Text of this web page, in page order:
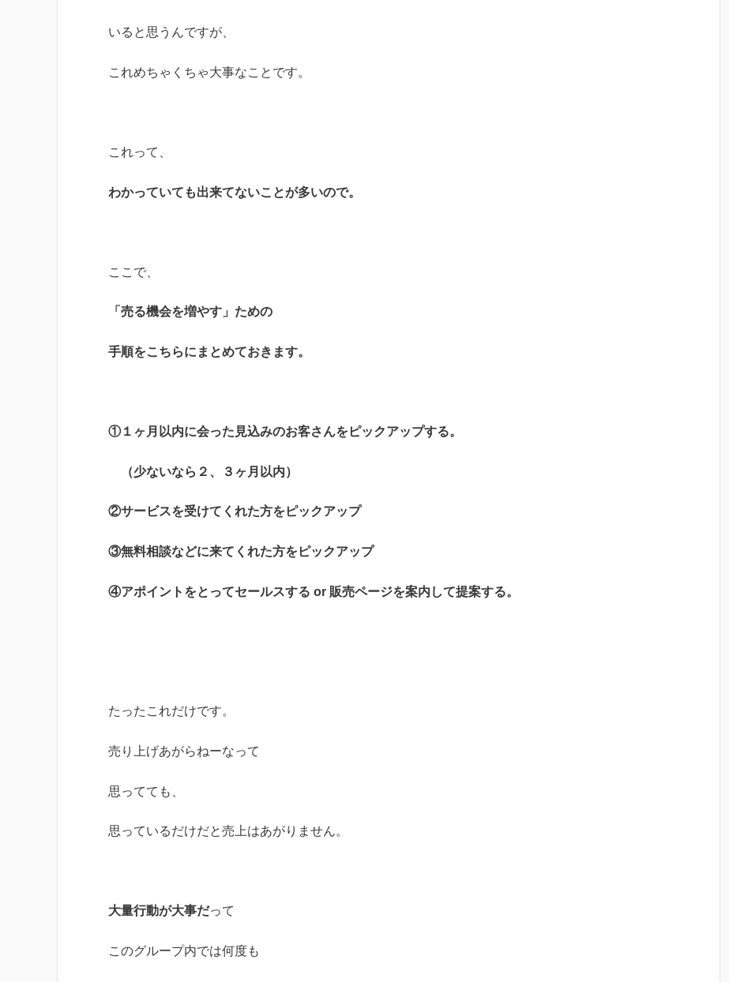
いると思うんですが、
これめちゃくちゃ大事なことです。
これって、
わかっていても出来てないことが多いので。
ここで、
「売る機会を増やす」ための
手順をこちらにまとめておきます。
①１ヶ月以内に会った見込みのお客さんをピックアップする。
（少ないなら２、３ヶ月以内）
②サービスを受けてくれた方をピックアップ
③無料相談などに来てくれた方をピックアップ
④アポイントをとってセールスする or 販売ページを案内して提案する。
たったこれだけです。
売り上げあがらねーなって
思ってても、
思っているだけだと売上はあがりません。
大量行動が大事だって
このグループ内では何度も